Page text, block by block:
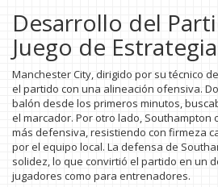
Desarrollo del
Juego de
Manchester City, dirigido por su técnico
el partido con una alineación ofensiva.
balón desde los primeros minutos,
el marcador. Por otro lado, Southampton
más defensiva, resistiendo con firmeza
por el equipo local. La defensa de
solidez, lo que convirtió el partido en un
jugadores como para entrenadores.